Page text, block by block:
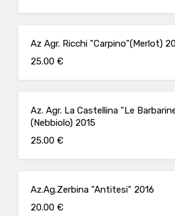
Az Agr. Ricchi "Carpino"(Merlot)
25.00 €
Az. Agr. La Castellina "Le
(Nebbiolo) 2015
25.00 €
Az.Ag.Zerbina "Antitesi" 2016
20.00 €